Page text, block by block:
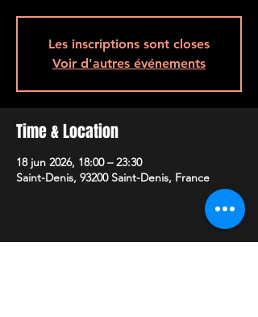
Les inscriptions sont closes
Voir d'autres événements
Time & Location
18 jun 2026, 18:00 – 23:30
Saint-Denis, 93200 Saint-Denis, France